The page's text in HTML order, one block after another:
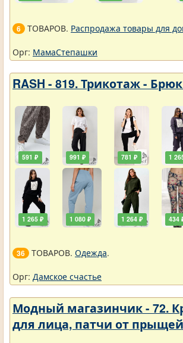
6 ТОВАРОВ. Распродажа товары для
Орг: МамаСтепашки
RASH - 819. Трикотаж -
591 ₽
1 265 ₽
991 ₽
1 080 ₽
781 ₽
1 264 ₽
1
434
36 ТОВАРОВ. Одежда.
Орг: Дамское счастье
Модный магазинчик - 72.
для лица, патчи от прыщей